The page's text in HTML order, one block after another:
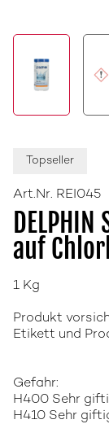
Topseller
Art.Nr. REI045
auf
1 Kg
Produkt
Etikett und
Gefahr:
H400 Sehr
H410 Sehr